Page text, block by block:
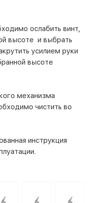
ослабить винт,
высоте и выбрать
усилием руки
высоте
механизма
чистить во
инструкция